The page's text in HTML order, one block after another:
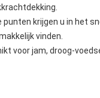
krijgen u in het
vinden.
voor jam, droog-